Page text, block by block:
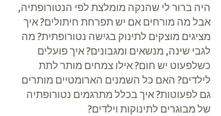
היה ברור לי שהנקה מומלצת לפי הנטורופתיה,
אבל מה מורחים אם יש תפרחת חיתולים? איך
מציגים מוצקים לתינוק בגישה נטורופתית? מה
לגבי שינה, מנשאים ומגבונים? איך פועלים
כשלפעוט יש חום? אילו צמחים מותר לתת
לילדים? האם כל השמנים הארומטיים מותרים
גם לפעוטות? איך בכלל מתרגמים נטורופתיה
של מבוגרים לתינוקות וילדים?